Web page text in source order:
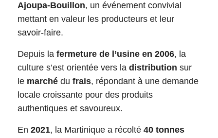
Ajoupa-Bouillon, un événement convivial
mettant en valeur les producteurs et leur
savoir-faire.
Depuis la fermeture de l’usine en 2006, la
culture s’est orientée vers la distribution sur
le marché du frais, répondant à une demande
locale croissante pour des produits
authentiques et savoureux.
En 2021, la Martinique a récolté 40 tonnes